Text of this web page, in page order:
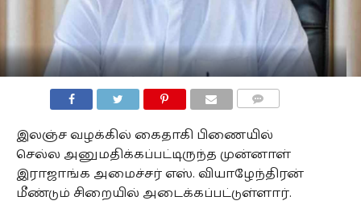
இலஞ்ச வழக்கில் கைதாகி பிணையில்
செல்ல அனுமதிக்கப்பட்டிருந்த முன்னாள்
இராஜாங்க அமைச்சர் எஸ். வியாழேந்திரன்
மீண்டும் சிறையில் அடைக்கப்பட்டுள்ளார்.